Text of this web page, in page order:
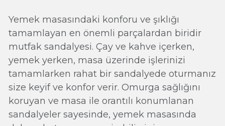
Yemek masasındaki konforu ve şıklığı
tamamlayan en önemli parçalardan biridir
mutfak sandalyesi. Çay ve kahve içerken,
yemek yerken, masa üzerinde işlerinizi
tamamlarken rahat bir sandalyede oturmanız
size keyif ve konfor verir. Omurga sağlığını
koruyan ve masa ile orantılı konumlanan
sandalyeler sayesinde, yemek masasında